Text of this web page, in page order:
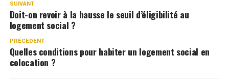
SUIVANT
Doit-on revoir à la hausse le seuil d’éligibilité au
logement social ?
PRÉCEDENT
Quelles conditions pour habiter un logement social en
colocation ?